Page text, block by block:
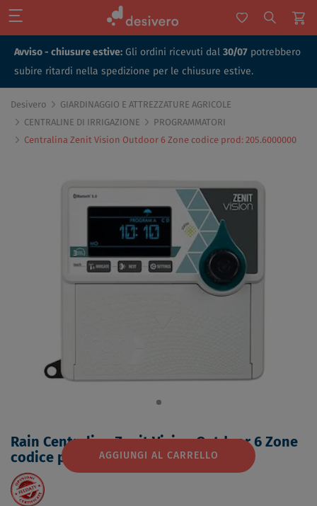
Avviso - chiusure estive: Gli ordini ricevuti dal 30/07 potrebbero
subire ritardi nella spedizione per le chiusure estive.
Desivero
GIARDINAGGIO E ATTREZZATURE AGRICOLE
CENTRALINE DI IRRIGAZIONE
PROGRAMMATORI
Centralina Zenit Vision Outdoor 6 Zone codice prod: 205.6000000
AGGIUNGI AL CARRELLO
Rain Centralina Zenit Vision Outdoor 6 Zone
codice prod: 205.6000000